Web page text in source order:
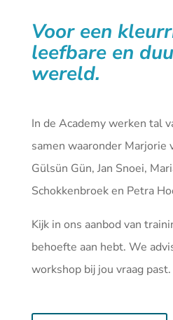
Voor een
leefbare en
wereld.
In de Academy werken tal
samen waaronder Marjorie
Gülsün Gün, Jan Snoei,
Schokkenbroek en Petra
Kijk in ons aanbod van
behoefte aan hebt. We
workshop bij jou vraag past.